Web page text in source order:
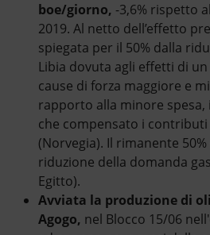
boe/giorno, -3,6% rispetto
2019. Al netto dell’effetto
spiegata per il 50% dalla
Libia dovuta agli effetti di
cause di forza maggiore e
rapporto alla minore
che compensato i
(Norvegia). Il rimanente
riduzione della domanda
Egitto).
Avviata la produzione di
Agogo, nel Blocco 15/06